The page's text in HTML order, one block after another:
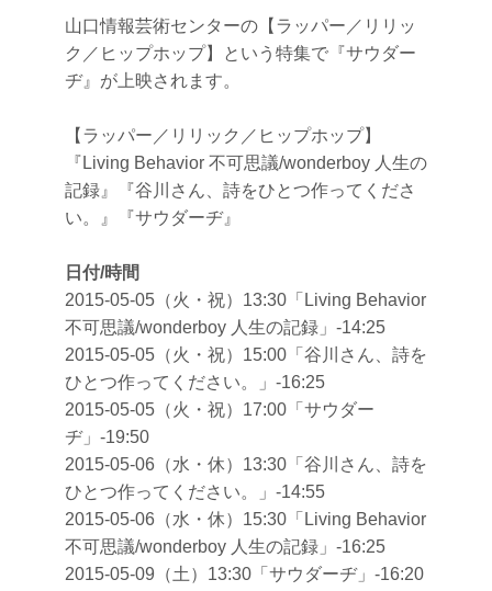
山口情報芸術センターの【ラッパー／リリッ
ク／ヒップホップ】という特集で『サウダー
ヂ』が上映されます。
【ラッパー／リリック／ヒップホップ】
『Living Behavior 不可思議/wonderboy 人生の
記録』『谷川さん、詩をひとつ作ってくださ
い。』『サウダーヂ』
日付/時間
2015-05-05（火・祝）13:30「Living Behavior
不可思議/wonderboy 人生の記録」-14:25
2015-05-05（火・祝）15:00「谷川さん、詩を
ひとつ作ってください。」-16:25
2015-05-05（火・祝）17:00「サウダー
ヂ」-19:50
2015-05-06（水・休）13:30「谷川さん、詩を
ひとつ作ってください。」-14:55
2015-05-06（水・休）15:30「Living Behavior
不可思議/wonderboy 人生の記録」-16:25
2015-05-09（土）13:30「サウダーヂ」-16:20